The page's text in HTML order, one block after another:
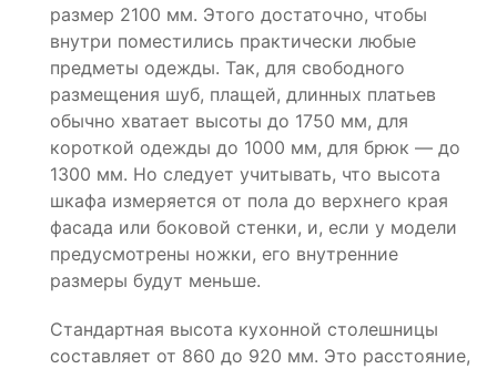
размер 2100 мм. Этого достаточно, чтобы
внутри поместились практически любые
предметы одежды. Так, для свободного
размещения шуб, плащей, длинных платьев
обычно хватает высоты до 1750 мм, для
короткой одежды до 1000 мм, для брюк — до
1300 мм. Но следует учитывать, что высота
шкафа измеряется от пола до верхнего края
фасада или боковой стенки, и, если у модели
предусмотрены ножки, его внутренние
размеры будут меньше.
Стандартная высота кухонной столешницы
составляет от 860 до 920 мм. Это расстояние,